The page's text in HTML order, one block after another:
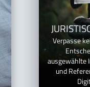
Verpasse
ausgewählte
und